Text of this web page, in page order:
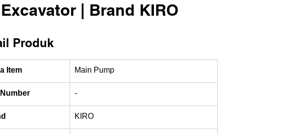
| Brand KIRO
Produk
Item Main Pump
-
KIRO